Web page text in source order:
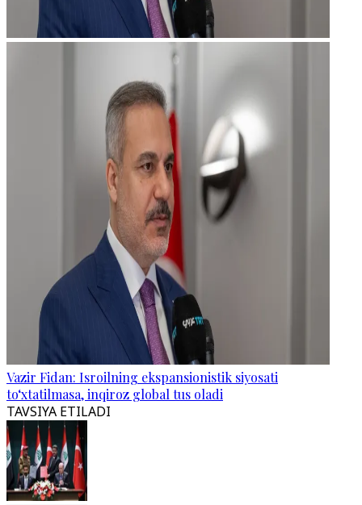
Vazir Fidan: Isroilning ekspansionistik siyosati
to‘xtatilmasa, inqiroz global tus oladi
TAVSIYA ETILADI